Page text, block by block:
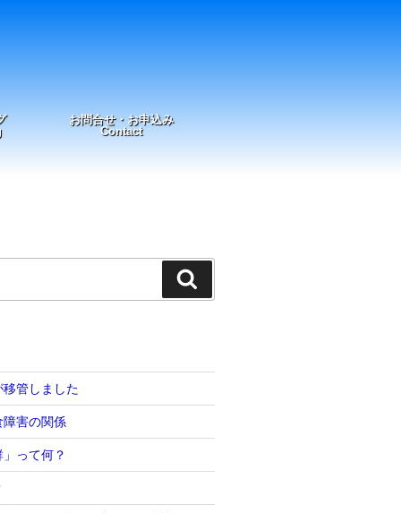
お問合せ・お申込み
Contact
索
管しました
障害の関係
」って何？